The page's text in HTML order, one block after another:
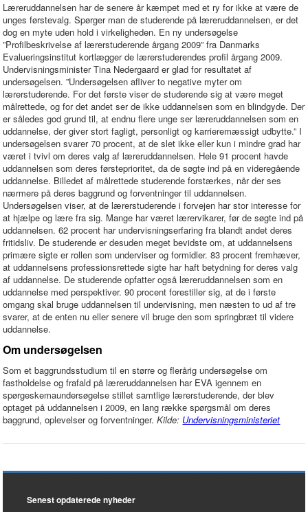
Læreruddannelsen har de senere år kæmpet med et ry for ikke at være de
unges førstevalg. Spørger man de studerende på læreruddannelsen, er det
dog en myte uden hold i virkeligheden. En ny undersøgelse
”Profilbeskrivelse af lærerstuderende årgang 2009” fra Danmarks
Evalueringsinstitut kortlægger de lærerstuderendes profil årgang 2009.
Undervisningsminister Tina Nedergaard er glad for resultatet af
undersøgelsen. ”Undersøgelsen afliver to negative myter om
lærerstuderende. For det første viser de studerende sig at være meget
målrettede, og for det andet ser de ikke uddannelsen som en blindgyde. Der
er således god grund til, at endnu flere unge ser læreruddannelsen som en
uddannelse, der giver stort fagligt, personligt og karrieremæssigt udbytte.” I
undersøgelsen svarer 70 procent, at de slet ikke eller kun i mindre grad har
været i tvivl om deres valg af læreruddannelsen. Hele 91 procent havde
uddannelsen som deres førsteprioritet, da de søgte ind på en videregående
uddannelse. Billedet af målrettede studerende forstærkes, når der ses
nærmere på deres baggrund og forventninger til uddannelsen.
Undersøgelsen viser, at de lærerstuderende i forvejen har stor interesse for
at hjælpe og lære fra sig. Mange har været lærervikarer, før de søgte ind på
uddannelsen. 62 procent har undervisningserfaring fra blandt andet deres
fritidsliv. De studerende er desuden meget bevidste om, at uddannelsens
primære sigte er rollen som underviser og formidler. 83 procent fremhæver,
at uddannelsens professionsrettede sigte har haft betydning for deres valg
af uddannelse. De studerende opfatter også læreruddannelsen som en
uddannelse med perspektiver. 90 procent forestiller sig, at de i første
omgang skal bruge uddannelsen til undervisning, men næsten to ud af tre
svarer, at de enten nu eller senere vil bruge den som springbræt til videre
uddannelse.
Om undersøgelsen
Som et baggrundsstudium til en større og flerårig undersøgelse om
fastholdelse og frafald på læreruddannelsen har EVA igennem en
spørgeskemaundersøgelse stillet samtlige lærerstuderende, der blev
optaget på uddannelsen i 2009, en lang række spørgsmål om deres
baggrund, oplevelser og forventninger.Kilde: Undervisningsministeriet
Senest opdaterede nyheder